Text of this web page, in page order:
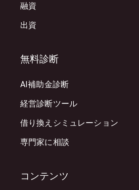
融資
出資
無料診断
AI補助金診断
経営診断ツール
借り換えシミュレーション
専門家に相談
コンテンツ